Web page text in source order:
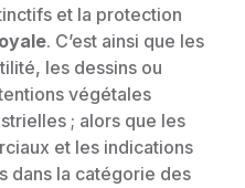
et la protection
. C’est ainsi que les
les dessins ou
végétales
; alors que les
et les indications
dans la catégorie des